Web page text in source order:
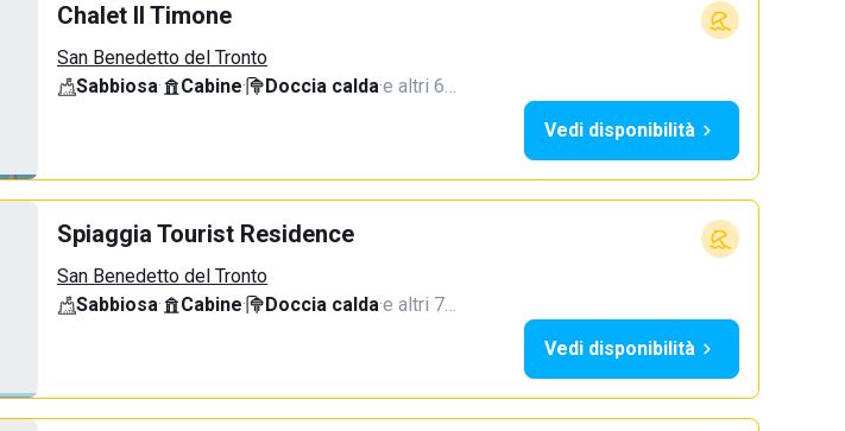
Chalet Il Timone
San Benedetto del Tronto
Sabbiosa· Cabine· Doccia calda·e altri 6…
Vedi disponibilità
Spiaggia Tourist Residence
San Benedetto del Tronto
Sabbiosa· Cabine· Doccia calda·e altri 7…
Vedi disponibilità